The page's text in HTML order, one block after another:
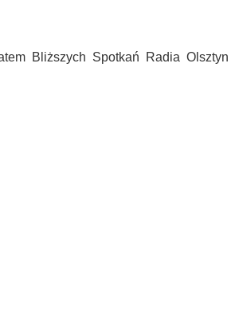
Bliższych Spotkań Radia Olsztyn